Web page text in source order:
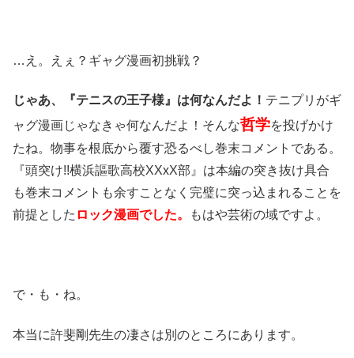
…え。えぇ？ギャグ漫画初挑戦？
じゃあ、『テニスの王子様』は何なんだよ！ テニプリがギ
ャグ漫画じゃなきゃ何なんだよ！そんな哲学を投げかけ
たね。物事を根底から覆す恐るべし巻末コメントである。
『頭突け!!横浜謳歌高校XXxX部』は本編の突き抜け具合
も巻末コメントも余すことなく完璧に突っ込まれることを
前提とした ロック漫画でした。 もはや芸術の域ですよ。
で・も・ね。
本当に許斐剛先生の凄さは別のところにあります。